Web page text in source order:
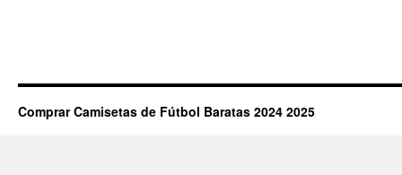
Comprar Camisetas de Fútbol Baratas 2024 2025